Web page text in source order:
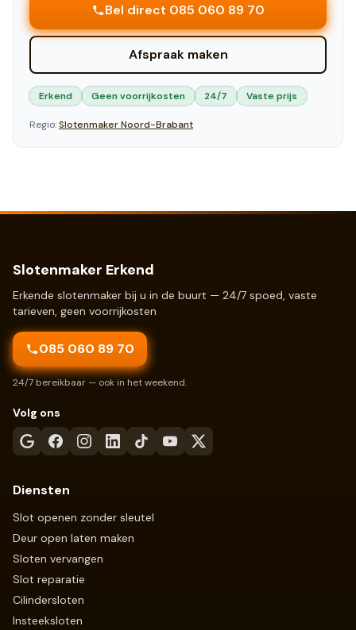
Bel direct 085 060 89 70
Afspraak maken
Erkend Geen voorrijkosten 24/7 Vaste prijs
Regio:SlotenmakerNoord-Brabant
Slotenmaker Erkend
Erkende slotenmaker bij u in de buurt — 24/7 spoed, vaste
tarieven, geen voorrijkosten
085 060 89 70
24/7 bereikbaar — ook in het weekend.
Volg ons
Diensten
Slot openen zonder sleutel
Deur open laten maken
Sloten vervangen
Slot reparatie
Cilindersloten
Insteeksloten